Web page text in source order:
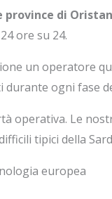
di
ore su 24.
un operatore
durante ogni fase
operativa. Le
tipici della
europea